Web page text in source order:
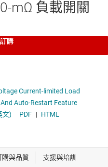
mΩ 負載開關
購
Current-limited Load
Auto-Restart Feature
文) PDF | HTML